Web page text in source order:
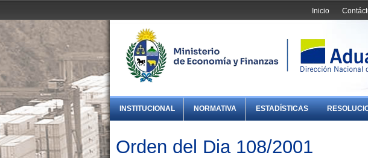
Inicio
INSTITUCIONAL NORMATIVA ESTADÍSTICAS
Orden del Dia 108/2001